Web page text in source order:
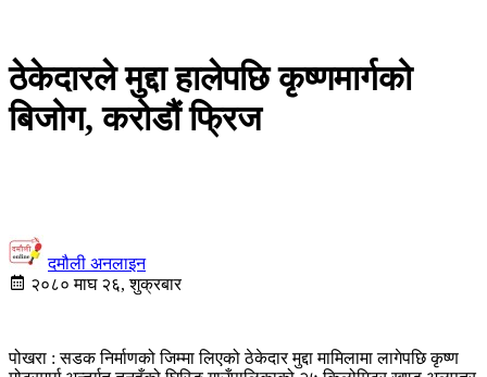
ठेकेदारले मुद्दा हालेपछि कृष्णमार्गको
बिजोग, करोडौं फ्रिज
दमौली अनलाइन
२०८० माघ २६, शुक्रबार
पोखरा : सडक निर्माणको जिम्मा लिएको ठेकेदार मुद्दा मामिलामा लागेपछि कृष्ण